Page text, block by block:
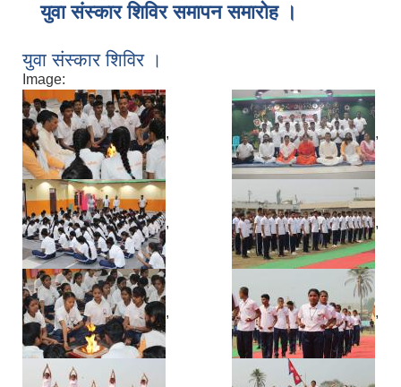
युवा संस्कार शिविर समापन समारोह ।
युवा संस्कार शिविर ।
Image:
, ,
, ,
, ,